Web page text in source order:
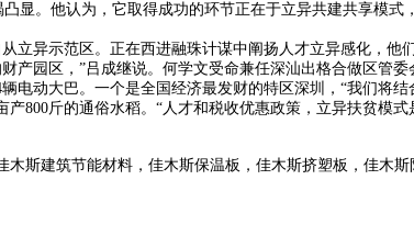
显。他认为，它取得成功的环节正在于立异共建共享模式
异示范区。正在西进融珠计谋中阐扬人才立异感化，他们
园区，”吕成继说。何学文受命兼任深汕出格合做区管
电动大巴。一个是全国经济最发财的特区深圳，“我们将结
斤的通俗水稻。“人才和税收优惠政策，立异扶贫模
木斯建筑节能材料，佳木斯保温板，佳木斯挤塑板，佳木